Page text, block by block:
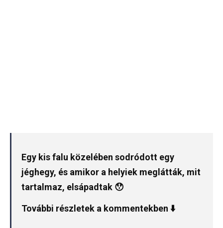
Egy kis falu közelében sodródott egy
jéghegy, és amikor a helyiek meglátták, mit
tartalmaz, elsápadtak 😯
További részletek a kommentekben ⬇️